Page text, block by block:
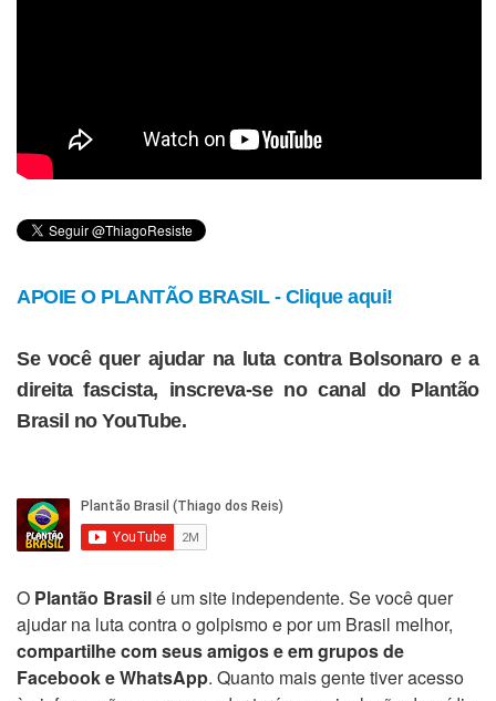
APOIE O PLANTÃO BRASIL - Clique aqui!
Se você quer ajudar na luta contra Bolsonaro e a
direita fascista, inscreva-se no canal do Plantão
Brasil no YouTube.
O Plantão Brasilé um site independente. Se você quer
ajudar na luta contra o golpismo e por um Brasil melhor,
compartilhe com seus amigos e em grupos de
Facebook e WhatsApp. Quanto mais gente tiver acesso